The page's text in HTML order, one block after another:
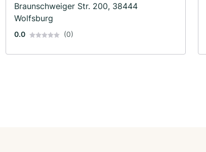
Braunschweiger Str. 200, 38444
Wolfsburg
0.0 (0)